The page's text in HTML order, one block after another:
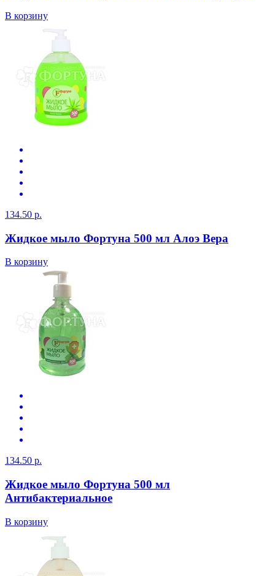
В корзину
134.50 р.
Жидкое мыло Фортуна 500 мл Алоэ Вера
В корзину
134.50 р.
Жидкое мыло Фортуна 500 мл
Антибактериальное
В корзину